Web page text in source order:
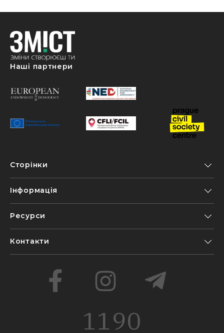
Наші партнери
Сторінки
Інформація
Ресурси
Контакти
1190